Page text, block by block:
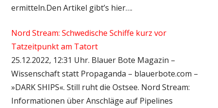
ermitteln.Den Artikel gibt’s hier….
Nord Stream: Schwedische Schiffe kurz vor
Tatzeitpunkt am Tatort
25.12.2022, 12:31 Uhr. Blauer Bote Magazin –
Wissenschaft statt Propaganda – blauerbote.com –
»DARK SHIPS«. Still ruht die Ostsee. Nord Stream:
Informationen über Anschläge auf Pipelines